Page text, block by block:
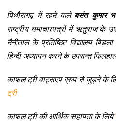
पिथौरागढ़ में रहने वाले बसंत कुमार
राष्ट्रीय समाचारपत्रों में ऋतुराज के
नैनीताल के प्रतिष्ठित विद्यालय
हिन्दी अध्यापन करने के उपरान्त
काफल ट्री वाट्सएप ग्रुप से जुड़ने के
ट्री
काफल ट्री की आर्थिक सहायता के लिये